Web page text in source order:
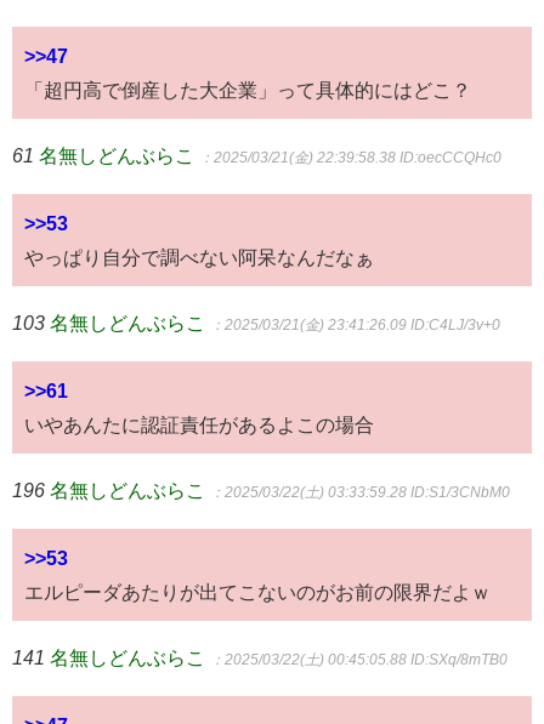
>>47
「超円高で倒産した大企業」って具体的にはどこ？
61 名無しどんぶらこ ：2025/03/21(金) 22:39:58.38 ID:oecCCQHc0
>>53
やっぱり自分で調べない阿呆なんだなぁ
103 名無しどんぶらこ ：2025/03/21(金) 23:41:26.09 ID:C4LJ/3v+0
>>61
いやあんたに認証責任があるよこの場合
196 名無しどんぶらこ ：2025/03/22(土) 03:33:59.28 ID:S1/3CNbM0
>>53
エルピーダあたりが出てこないのがお前の限界だよｗ
141 名無しどんぶらこ ：2025/03/22(土) 00:45:05.88 ID:SXq/8mTB0